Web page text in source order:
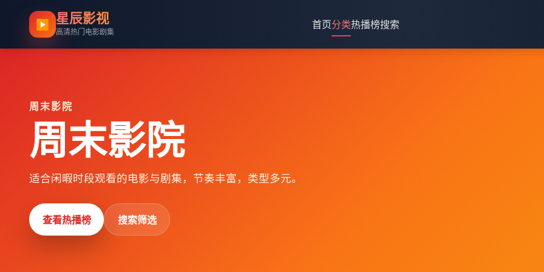
▶ 星辰影视
高清热门电影剧集
首页分类热播榜搜索
周末影院
周末影院
适合闲暇时段观看的电影与剧集，节奏丰富，类型多元。
查看热播榜 搜索筛选